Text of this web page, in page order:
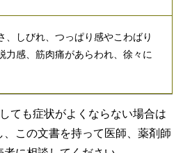
、しびれ、つっぱり感やこわばり
力感、筋肉痛があらわれ、徐々に
ても症状がよくならない場合は
、この文書を持って医師、薬剤師